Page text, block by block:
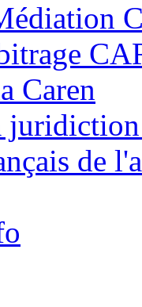
Caren
de